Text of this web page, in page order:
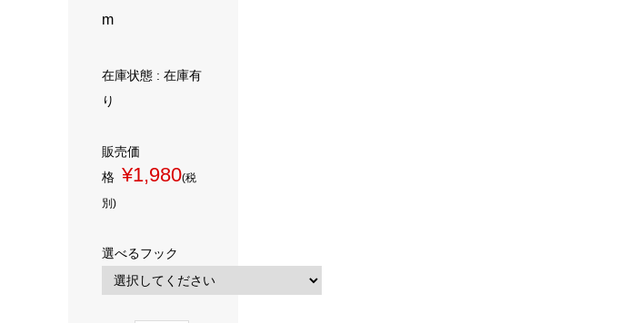
m
在庫状態 : 在庫有
り
販売価
格 ¥1,980(税
別)
選べるフック